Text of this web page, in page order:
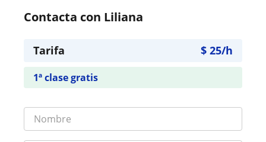
Contacta con Liliana
Tarifa $ 25/h
1ª clase gratis